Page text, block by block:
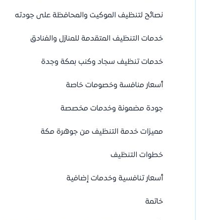
نصائح لتنظيف الموكيت والمحافظة على جودته
خدمات التنظيف المتقدمة للمنازل والفنادق
خدمات تنظيف سجاد وكنب بمكة وجدة
أسعار منافسة وخصومات خاصة
جودة مضمونة وخدمات مخصصة
مميزات خدمة التنظيف من جوهرة مكة
خطوات التنظيف
أسعار تنافسية وخدمات إضافية
خاتمة